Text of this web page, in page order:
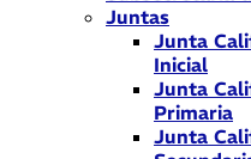
Juntas
Junta
Inicial
Junta
Primaria
Junta